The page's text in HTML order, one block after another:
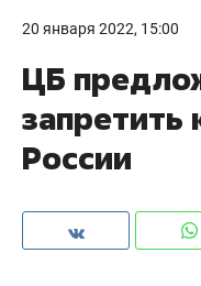
20 января 2022, 15:00
ЦБ
запретить
России